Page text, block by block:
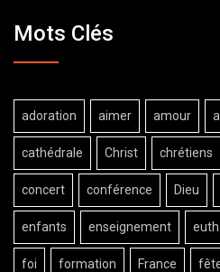
Mots Clés
adoration aimer amour
cathédrale Christ chrétiens
concert conférence Dieu
enfants enseignement
foi formation France